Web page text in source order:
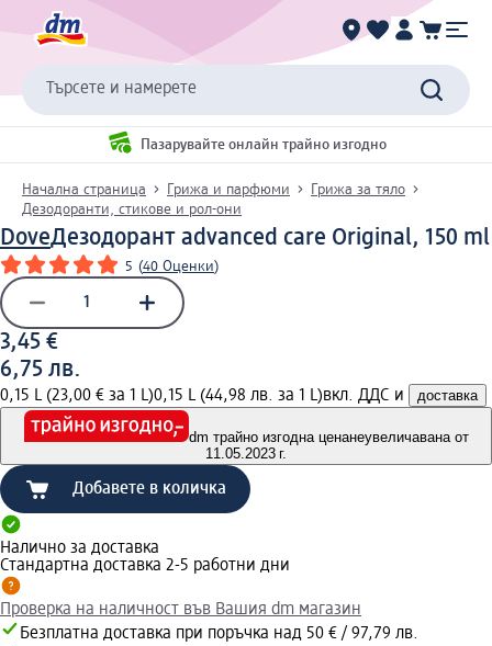
Търсете и намерете
Пазарувайте онлайн трайно изгодно
Начална страница Грижа и парфюми
Грижа за тяло
Дезодоранти, стикове и рол-они
DoveДезодорант advanced care Original, 150 ml
5 (40 Оценки)
3,45 €
6,75 лв.
0,15 L (23,00 € за 1 L)0,15 L (44,98 лв. за 1 L)вкл. ДДС и доставка
dm трайно изгодна ценанеувеличавана от
11.05.2023 г.
Добавете в количка
Налично за доставка
Стандартна доставка 2-5 работни дни
Проверка на наличност във Вашия dm магазин
Безплатна доставка при поръчка над 50 € / 97,79 лв.